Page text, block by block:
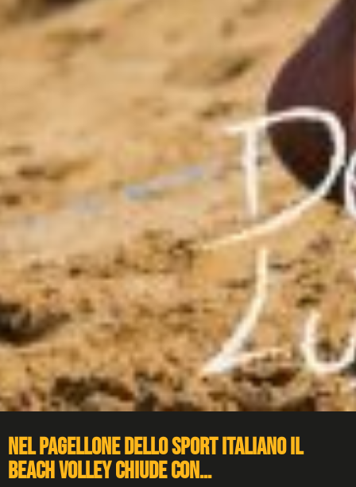
Nel pagellone dello Sport Italiano il
Beach Volley chiude con…